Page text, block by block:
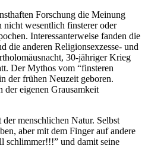
Forschung die Meinung
nicht wesentlich finsterer oder
Interessanterweise fanden die
die anderen Religionsexzesse- und
30-jähriger Krieg
Der Mythos vom “finsteren
der frühen Neuzeit geboren.
eigenen Grausamkeit
menschlichen Natur. Selbst
aber mit dem Finger auf andere
schlimmer!!!” und damit seine